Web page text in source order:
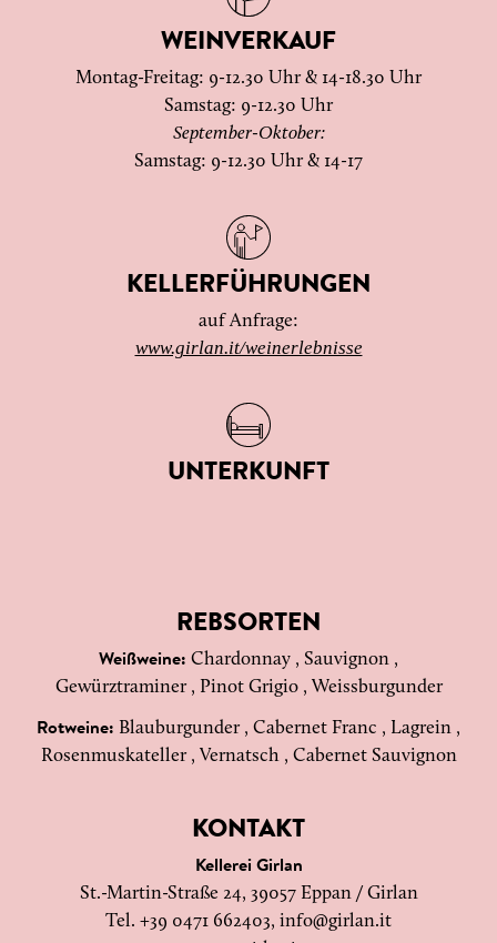
WEINVERKAUF
Montag-Freitag: 9-12.30 Uhr & 14-18.30 Uhr
Samstag: 9-12.30 Uhr
September-Oktober:
Samstag: 9-12.30 Uhr & 14-17
KELLERFÜHRUNGEN
auf Anfrage:
www.girlan.it/weinerlebnisse
UNTERKUNFT
REBSORTEN
Weißweine: Chardonnay , Sauvignon ,
Gewürztraminer , Pinot Grigio , Weissburgunder
Rotweine: Blauburgunder , Cabernet Franc , Lagrein ,
Rosenmuskateller , Vernatsch , Cabernet Sauvignon
KONTAKT
Kellerei Girlan
St.-Martin-Straße 24, 39057 Eppan / Girlan
Tel. +39 0471 662403, info@girlan.it